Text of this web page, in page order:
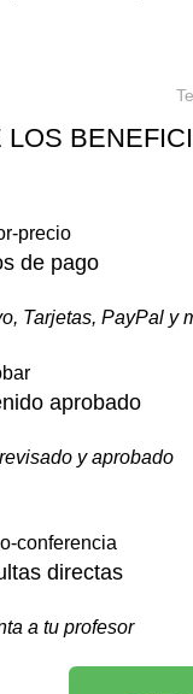
LOS
de pago
Tarjetas, PayPal y
aprobado
y aprobado
directas
a tu profesor